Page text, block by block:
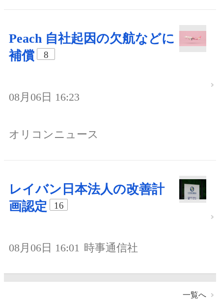
Peach 自社起因の欠航などに
補償
8
08月06日 16:23
オリコンニュース
レイバン日本法人の改善計
画認定
16
08月06日 16:01 時事通信社
一覧へ